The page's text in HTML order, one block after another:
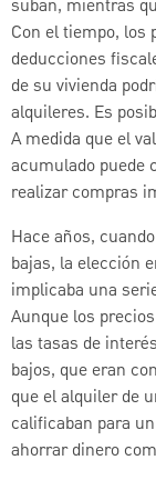
suban, mientras
Con el tiempo, los
deducciones
de su vivienda
alquileres. Es
A medida que el
acumulado puede
realizar compras
Hace años,
bajas, la elección
implicaba una
Aunque los
las tasas de
bajos, que eran
que el alquiler de
calificaban para
ahorrar dinero